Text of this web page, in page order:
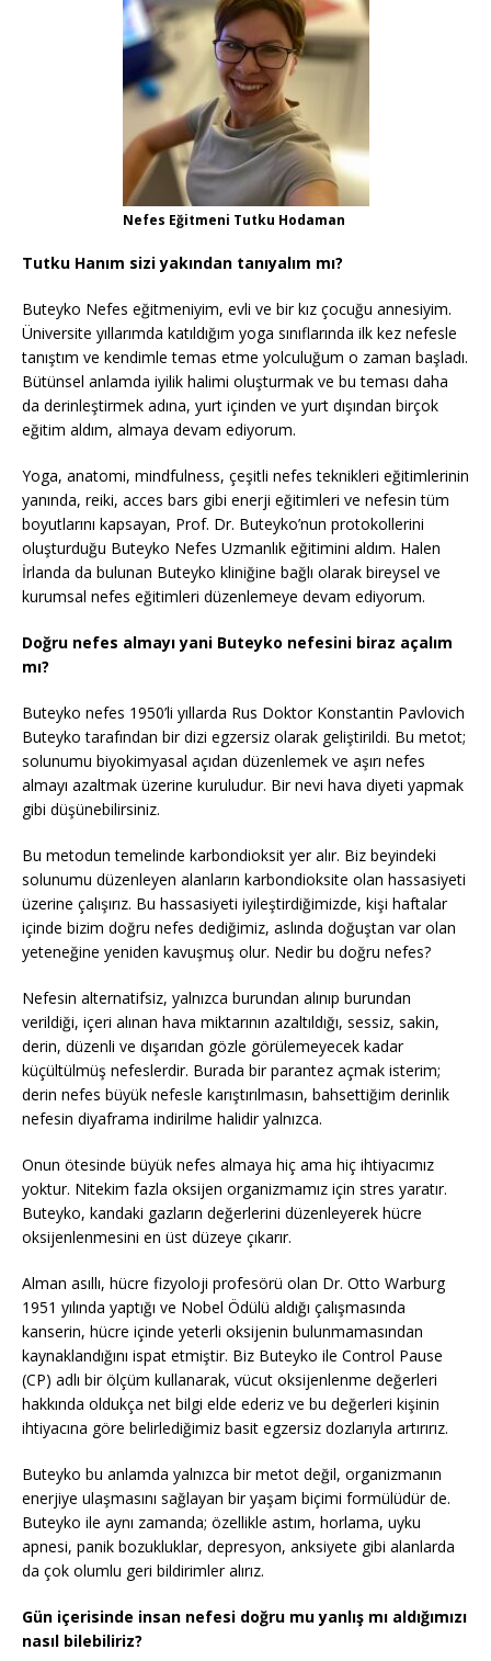
Nefes Eğitmeni Tutku Hodaman
Tutku Hanım sizi yakından tanıyalım mı?
Buteyko Nefes eğitmeniyim, evli ve bir kız çocuğu annesiyim.
Üniversite yıllarımda katıldığım yoga sınıflarında ilk kez nefesle
tanıştım ve kendimle temas etme yolculuğum o zaman başladı.
Bütünsel anlamda iyilik halimi oluşturmak ve bu teması daha
da derinleştirmek adına, yurt içinden ve yurt dışından birçok
eğitim aldım, almaya devam ediyorum.
Yoga, anatomi, mindfulness, çeşitli nefes teknikleri eğitimlerinin
yanında, reiki, acces bars gibi enerji eğitimleri ve nefesin tüm
boyutlarını kapsayan, Prof. Dr. Buteyko’nun protokollerini
oluşturduğu Buteyko Nefes Uzmanlık eğitimini aldım. Halen
İrlanda da bulunan Buteyko kliniğine bağlı olarak bireysel ve
kurumsal nefes eğitimleri düzenlemeye devam ediyorum.
Doğru nefes almayı yani Buteyko nefesini biraz açalım
mı?
Buteyko nefes 1950’li yıllarda Rus Doktor Konstantin Pavlovich
Buteyko tarafından bir dizi egzersiz olarak geliştirildi. Bu metot;
solunumu biyokimyasal açıdan düzenlemek ve aşırı nefes
almayı azaltmak üzerine kuruludur. Bir nevi hava diyeti yapmak
gibi düşünebilirsiniz.
Bu metodun temelinde karbondioksit yer alır. Biz beyindeki
solunumu düzenleyen alanların karbondioksite olan hassasiyeti
üzerine çalışırız. Bu hassasiyeti iyileştirdiğimizde, kişi haftalar
içinde bizim doğru nefes dediğimiz, aslında doğuştan var olan
yeteneğine yeniden kavuşmuş olur. Nedir bu doğru nefes?
Nefesin alternatifsiz, yalnızca burundan alınıp burundan
verildiği, içeri alınan hava miktarının azaltıldığı, sessiz, sakin,
derin, düzenli ve dışarıdan gözle görülemeyecek kadar
küçültülmüş nefeslerdir. Burada bir parantez açmak isterim;
derin nefes büyük nefesle karıştırılmasın, bahsettiğim derinlik
nefesin diyaframa indirilme halidir yalnızca.
Onun ötesinde büyük nefes almaya hiç ama hiç ihtiyacımız
yoktur. Nitekim fazla oksijen organizmamız için stres yaratır.
Buteyko, kandaki gazların değerlerini düzenleyerek hücre
oksijenlenmesini en üst düzeye çıkarır.
Alman asıllı, hücre fizyoloji profesörü olan Dr. Otto Warburg
1951 yılında yaptığı ve Nobel Ödülü aldığı çalışmasında
kanserin, hücre içinde yeterli oksijenin bulunmamasından
kaynaklandığını ispat etmiştir. Biz Buteyko ile Control Pause
(CP) adlı bir ölçüm kullanarak, vücut oksijenlenme değerleri
hakkında oldukça net bilgi elde ederiz ve bu değerleri kişinin
ihtiyacına göre belirlediğimiz basit egzersiz dozlarıyla artırırız.
Buteyko bu anlamda yalnızca bir metot değil, organizmanın
enerjiye ulaşmasını sağlayan bir yaşam biçimi formülüdür de.
Buteyko ile aynı zamanda; özellikle astım, horlama, uyku
apnesi, panik bozukluklar, depresyon, anksiyete gibi alanlarda
da çok olumlu geri bildirimler alırız.
Gün içerisinde insan nefesi doğru mu yanlış mı aldığımızı
nasıl bilebiliriz?